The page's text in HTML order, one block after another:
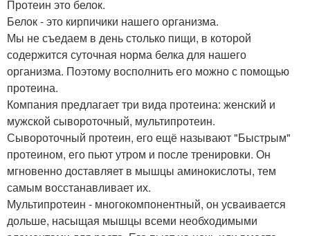
Протеин это белок.
Белок - это кирпичики нашего организма.
Мы не съедаем в день столько пищи, в которой
содержится суточная норма белка для нашего
организма. Поэтому восполнить его можно с помощью
протеина.
Компания предлагает три вида протеина: женский и
мужской сывороточный, мультипротеин.
Сывороточный протеин, его ещё называют "Быстрым"
протеином, его пьют утром и после тренировки. Он
мгновенно доставляет в мышцы аминокислоты, тем
самым восстанавливает их.
Мультипротеин - многокомпонентный, он усваивается
дольше, насыщая мышцы всеми необходимыми